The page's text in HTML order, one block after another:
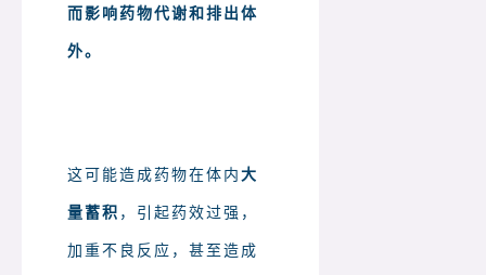
而影响药物代谢和排出体
外。
这可能造成药物在体内大
量蓄积 ，引起药效过强，
加重不良反应，甚至造成